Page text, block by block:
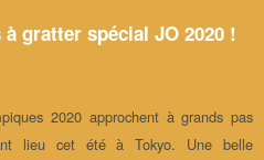
gratter spécial JO 2020 !
2020 approchent à grands pas
lieu cet été à Tokyo. Une belle